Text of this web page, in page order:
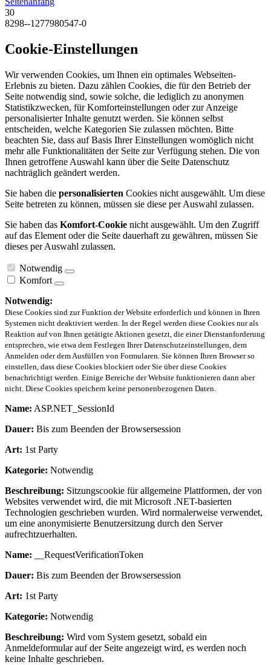
30
8298--1277980547-0
Cookie-Einstellungen
Wir verwenden Cookies, um Ihnen ein optimales Webseiten-
Erlebnis zu bieten. Dazu zählen Cookies, die für den Betrieb der
Seite notwendig sind, sowie solche, die lediglich zu anonymen
Statistikzwecken, für Komforteinstellungen oder zur Anzeige
personalisierter Inhalte genutzt werden. Sie können selbst
entscheiden, welche Kategorien Sie zulassen möchten. Bitte
beachten Sie, dass auf Basis Ihrer Einstellungen womöglich nicht
mehr alle Funktionalitäten der Seite zur Verfügung stehen. Die von
Ihnen getroffene Auswahl kann über die Seite Datenschutz
nachträglich geändert werden.
Sie haben die personalisierten Cookies nicht ausgewählt. Um diese
Seite betreten zu können, müssen sie diese per Auswahl zulassen.
Sie haben das Komfort-Cookie nicht ausgewählt. Um den Zugriff
auf das Element oder die Seite dauerhaft zu gewähren, müssen Sie
dieses per Auswahl zulassen.
Notwendig
Komfort
Notwendig:
Diese Cookies sind zur Funktion der Website erforderlich und können in Ihren
Systemen nicht deaktiviert werden. In der Regel werden diese Cookies nur als
Reaktion auf von Ihnen getätigte Aktionen gesetzt, die einer Dienstanforderung
entsprechen, wie etwa dem Festlegen Ihrer Datenschutzeinstellungen, dem
Anmelden oder dem Ausfüllen von Formularen. Sie können Ihren Browser so
einstellen, dass diese Cookies blockiert oder Sie über diese Cookies
benachrichtigt werden. Einige Bereiche der Website funktionieren dann aber
nicht. Diese Cookies speichern keine personenbezogenen Daten.
Name: ASP.NET_SessionId
Dauer: Bis zum Beenden der Browsersession
Art: 1st Party
Kategorie: Notwendig
Beschreibung: Sitzungscookie für allgemeine Plattformen, der von
Websites verwendet wird, die mit Microsoft .NET-basierten
Technologien geschrieben wurden. Wird normalerweise verwendet,
um eine anonymisierte Benutzersitzung durch den Server
aufrechtzuerhalten.
Name: __RequestVerificationToken
Dauer: Bis zum Beenden der Browsersession
Art: 1st Party
Kategorie: Notwendig
Beschreibung: Wird vom System gesetzt, sobald ein
Anmeldeformular auf der Seite angezeigt wird, es werden noch
keine Inhalte geschrieben.